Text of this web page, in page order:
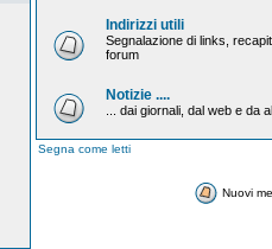
Indirizzi utili
Segnalazione di links,
forum
Notizie ....
... dai giornali, dal web e da
Segna come letti
Nuovi